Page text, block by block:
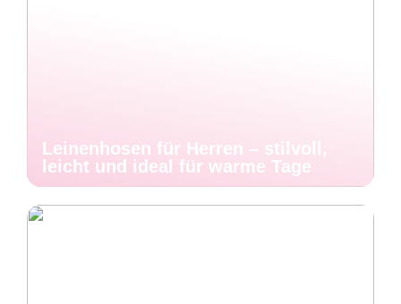
Leinenhosen für Herren – stilvoll,
leicht und ideal für warme Tage